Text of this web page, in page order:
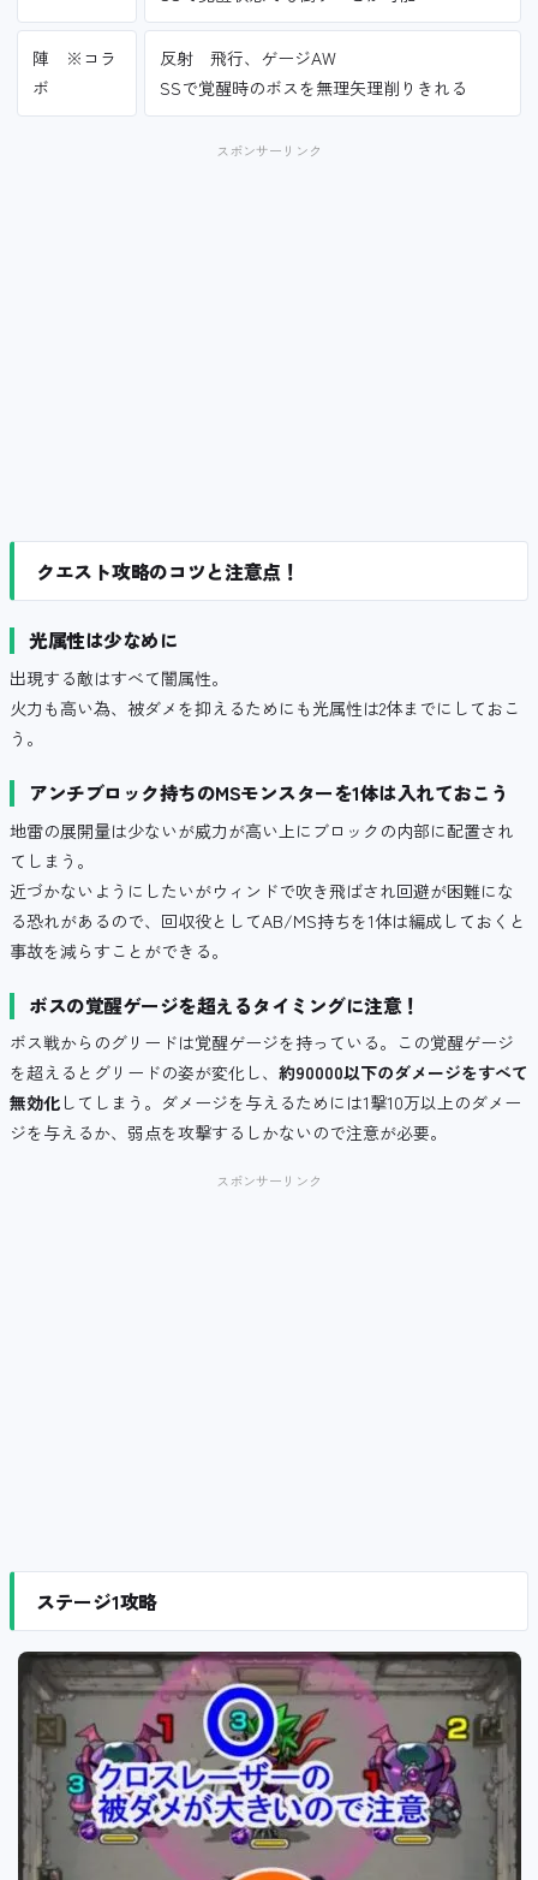
陣 ※コラ
ボ
反射 飛行、ゲージAW
SSで覚醒時のボスを無理矢理削りきれる
スポンサーリンク
クエスト攻略のコツと注意点！
光属性は少なめに
出現する敵はすべて闇属性。
火力も高い為、被ダメを抑えるためにも光属性は2体までにしておこ
う。
アンチブロック持ちのMSモンスターを1体は入れておこう
地雷の展開量は少ないが威力が高い上にブロックの内部に配置され
てしまう。
近づかないようにしたいがウィンドで吹き飛ばされ回避が困難にな
る恐れがあるので、回収役としてAB/MS持ちを1体は編成しておくと
事故を減らすことができる。
ボスの覚醒ゲージを超えるタイミングに注意！
ボス戦からのグリードは覚醒ゲージを持っている。この覚醒ゲージ
を超えるとグリードの姿が変化し、 約90000以下のダメージをすべて
無効化 してしまう。ダメージを与えるためには1撃10万以上のダメー
ジを与えるか、弱点を攻撃するしかないので注意が必要。
スポンサーリンク
ステージ1攻略